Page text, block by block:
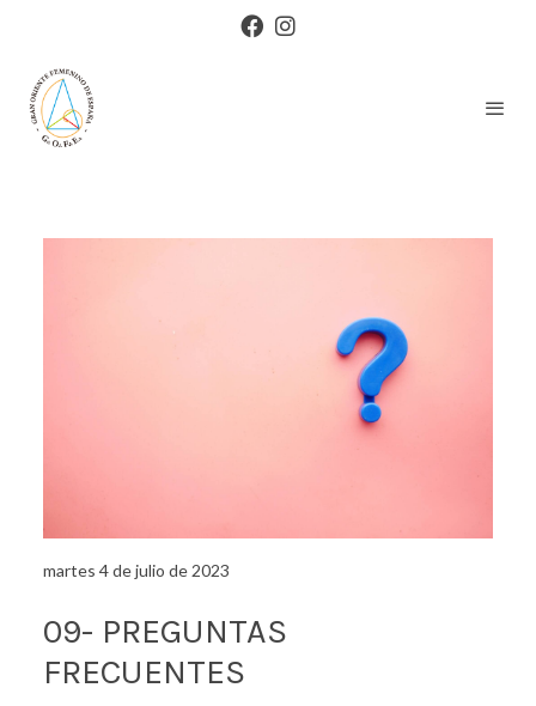
martes 4 de julio de 2023
09- PREGUNTAS
FRECUENTES